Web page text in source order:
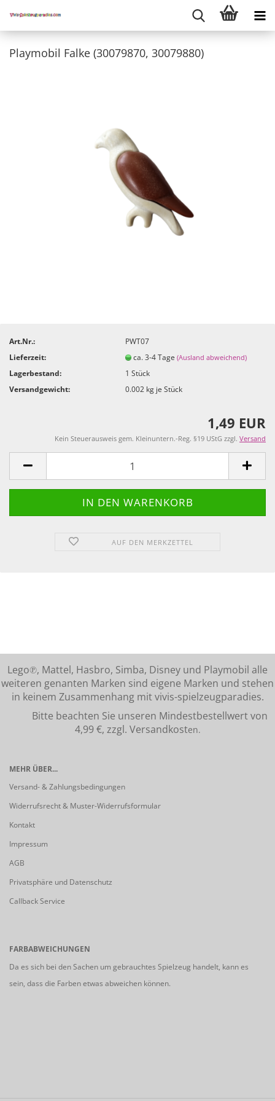
Playmobil Falke (30079870, 30079880)
Art.Nr.:
PWT07
Lieferzeit:
ca. 3-4 Tage(Ausland abweichend)
Lagerbestand: 1Stück
Versandgewicht:
0.002 kg je Stück
1,49 EUR
Kein Steuerausweis gem. Kleinuntern.-Reg. §19 UStG zzgl. Versand
AUF DEN MERKZETTEL
Lego℗, Mattel, Hasbro, Simba, Disney und Playmobil alle
weiteren genanten Marken sind eigene Marken und stehen
in keinem Zusammenhang mit vivis-spielzeugparadies.
Bitte beachten Sie unseren Mindestbestellwert von
4,99 €, zzgl. Versandkosten.
MEHR ÜBER...
Versand- & Zahlungsbedingungen
Widerrufsrecht & Muster-Widerrufsformular
Kontakt
Impressum
AGB
Privatsphäre und Datenschutz
Callback Service
FARBABWEICHUNGEN
Da es sich bei den Sachen um gebrauchtes Spielzeug handelt, kann es
sein, dass die Farben etwas abweichen können.